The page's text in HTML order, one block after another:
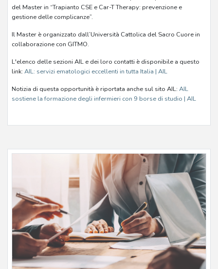
del Master in “Trapianto CSE e Car-T Therapy: prevenzione e
gestione delle complicanze”.
Il Master è organizzato dall’Università Cattolica del Sacro Cuore in
collaborazione con GITMO.
L'elenco delle sezioni AIL e dei loro contatti è disponibile a questo
link: AIL: servizi ematologici eccellenti in tutta Italia | AIL
Notizia di questa opportunità è riportata anche sul sito AIL: AIL
sostiene la formazione degli infermieri con 9 borse di studio | AIL